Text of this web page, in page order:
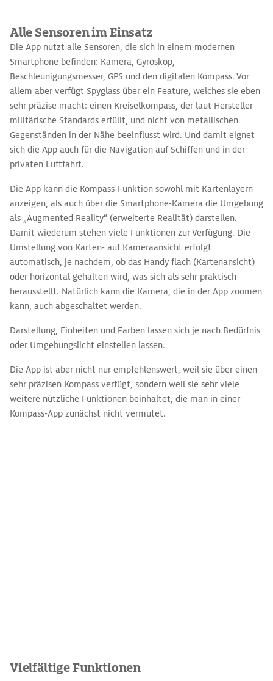
Alle Sensoren im Einsatz
Die App nutzt alle Sensoren, die sich in einem modernen
Smartphone befinden: Kamera, Gyroskop,
Beschleunigungsmesser, GPS und den digitalen Kompass. Vor
allem aber verfügt Spyglass über ein Feature, welches sie eben
sehr präzise macht: einen Kreiselkompass, der laut Hersteller
militärische Standards erfüllt, und nicht von metallischen
Gegenständen in der Nähe beeinflusst wird. Und damit eignet
sich die App auch für die Navigation auf Schiffen und in der
privaten Luftfahrt.
Die App kann die Kompass-Funktion sowohl mit Kartenlayern
anzeigen, als auch über die Smartphone-Kamera die Umgebung
als „Augmented Reality“ (erweiterte Realität) darstellen.
Damit wiederum stehen viele Funktionen zur Verfügung. Die
Umstellung von Karten- auf Kameraansicht erfolgt
automatisch, je nachdem, ob das Handy flach (Kartenansicht)
oder horizontal gehalten wird, was sich als sehr praktisch
herausstellt. Natürlich kann die Kamera, die in der App zoomen
kann, auch abgeschaltet werden.
Darstellung, Einheiten und Farben lassen sich je nach Bedürfnis
oder Umgebungslicht einstellen lassen.
Die App ist aber nicht nur empfehlenswert, weil sie über einen
sehr präzisen Kompass verfügt, sondern weil sie sehr viele
weitere nützliche Funktionen beinhaltet, die man in einer
Kompass-App zunächst nicht vermutet.
Vielfältige Funktionen